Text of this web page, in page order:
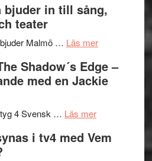
terräng
på
Endre,
Roland
Pöntinen
Artipelag
bjuder in till sång,
teater
Malmö … Läs merom
bjuder
in
samtal
Shadow´s Edge –
med en Jackie
4 Svensk … Läs merom
The
i tv4 med Vem